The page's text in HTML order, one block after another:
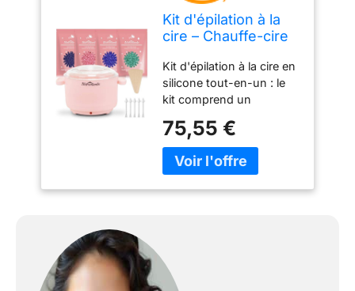
Kit d'épilation à la
cire – Chauffe-cire
épilation avec 4
paquets de perles
de cire dure,
machine électrique
portable en silicone
pour tout le corps,
le visage, les
sourcils, bikini
Kit d'épilation à la cire en
silicone tout-en-un : le
kit comprend un
mobile avec une poignée
en silicone et un
couvercle transparent. Il
bâtons de poils de nez,
ce qui en fait un
75,55 €